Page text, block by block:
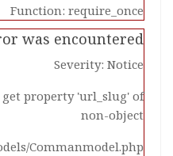
Function: require_once
was encountered
Severity: Notice
property 'url_slug' of
non-object
Commanmodel.php